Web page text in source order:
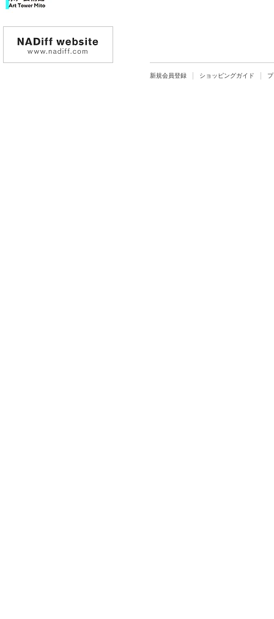
新規会員登録 ショッピングガイド